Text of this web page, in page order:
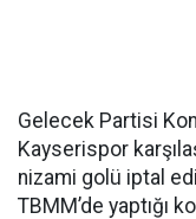
Gelecek Partisi
Kayserispor
nizami golü iptal
TBMM’de yaptığı